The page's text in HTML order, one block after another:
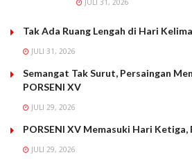
Tak Ada Ruang Lengah di Hari
JULI 31, 2026
Semangat Tak Surut, Persaingan
PORSENI XV
JULI 29, 2026
PORSENI XV Memasuki Hari
JULI 29, 2026